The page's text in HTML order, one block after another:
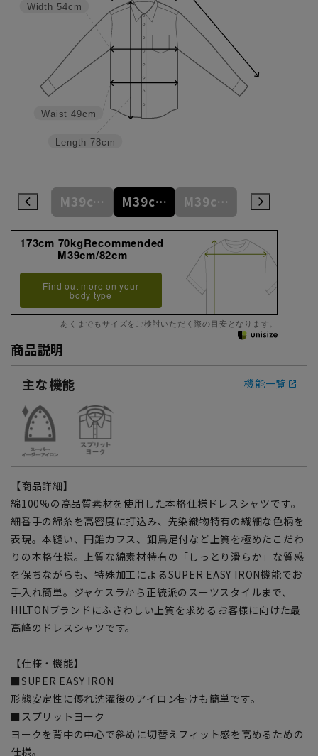
Length 78cm
Waist 49cm
Width 54cm
M39cm/82cm M39cm/84cm M39cm/86cm
173cm 70kgRecommended
M39cm/82cm
Find out more on your
body type
あくまでもサイズをご検討いただく際の目安となります。
商品説明
主な機能
機能一覧
【商品詳細】
綿100%の高品質素材を使用した本格仕様ドレスシャツです。
細番手の綿糸を高密度に打込み、先染織物特有の繊細な色柄を
表現。本縫い、円錐カフス、釦鳥足付など上質を極めたこだわ
りの本格仕様。上質な綿素材特有の「しっとり滑らか」な質感
を保ちながらも、特殊加工によるSUPER EASY IRON機能でお
手入れ簡単。ジャケスラから正統派のスーツスタイルまで、
HILTONブランドにふさわしい上質を求めるお客様に向けた最
高峰のドレスシャツです。
【仕様・機能】
■SUPER EASY IRON
形態安定性に優れ洗濯後のアイロン掛けも簡単です。
■スプリットヨーク
ヨークを背中の中心で斜めに切替えフィット感を高めるための
仕様。